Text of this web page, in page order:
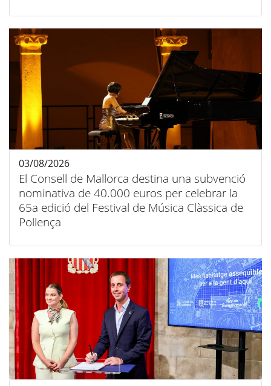
El Consell de Mallorca destina una subvenció
nominativa de 40.000 euros per celebrar la
65a edició del Festival de Música Clàssica de
Pollença
03/08/2026